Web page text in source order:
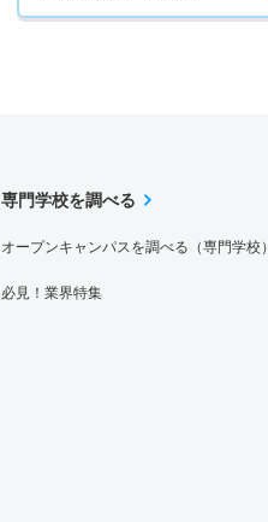
専門学校を調べる
オープンキャンパスを調べる（専門学校）
必見！業界特集